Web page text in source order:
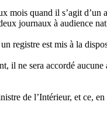
mois quand il s’agit d’un
journaux à audience
registre est mis à la
il ne sera accordé
de l’Intérieur, et ce,